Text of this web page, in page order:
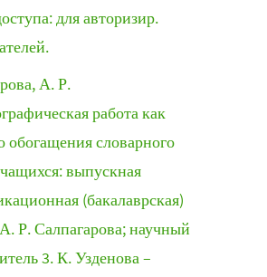
для авторизир.
А. Р.
работа как
обогащения словарного
выпускная
(бакалаврская)
Р. Салпагарова; научный
3. К. Узденова –